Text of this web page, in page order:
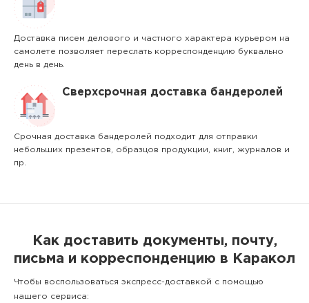
Доставка писем делового и частного характера курьером на
самолете позволяет переслать корреспонденцию буквально
день в день.
Сверхсрочная доставка бандеролей
Срочная доставка бандеролей подходит для отправки
небольших презентов, образцов продукции, книг, журналов и
пр.
Как доставить документы, почту,
письма и корреспонденцию в Каракол
Чтобы воспользоваться экспресс-доставкой с помощью
нашего сервиса: